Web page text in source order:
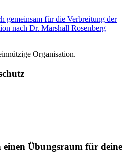
gemeinsam für die Verbreitung der
nach Dr. Marshall Rosenberg
Organisation.
einen Übungsraum für deine